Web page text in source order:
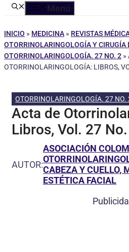
Menú
INICIO » MEDICINA » REVISTAS
OTORRINOLARINGOLOGÍA Y CIRUGÍA
OTORRINOLARINGOLOGÍA. 27 NO. 2 »
OTORRINOLARINGOLOGÍA: LIBROS,
OTORRINOLARINGOLOGÍA. 27 NO.
Acta de
Libros, Vol. 27
AUTOR:
ASOCIACIÓN
CABEZA Y CUELLO,
ESTÉTICA FACIAL